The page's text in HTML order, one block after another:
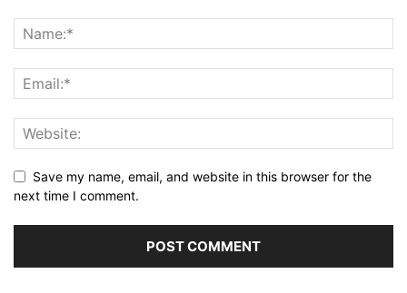
Save my name, email, and website in this browser for the
next time I comment.